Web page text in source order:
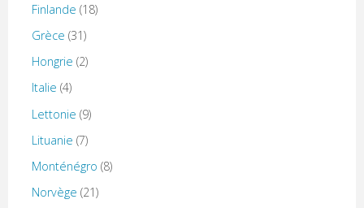
Finlande (18)
Grèce (31)
Hongrie (2)
Italie (4)
Lettonie (9)
Lituanie (7)
Monténégro (8)
Norvège (21)